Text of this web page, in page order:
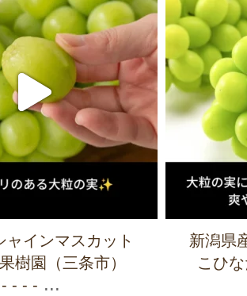
ャインマスカット
樹園（三条市）
- - - - ...
新潟県
こひ